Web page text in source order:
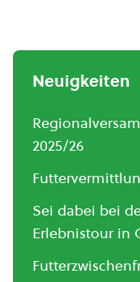
Neuigkeiten
2025/26
Sei dabei bei
Erlebnistour in